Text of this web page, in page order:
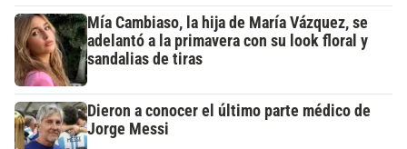
Mía Cambiaso, la hija de María Vázquez, se
adelantó a la primavera con su look floral y
sandalias de tiras
Dieron a conocer el último parte médico de
Jorge Messi